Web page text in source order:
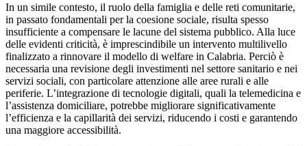
In un simile contesto, il ruolo della famiglia e delle reti comunitarie,
in passato fondamentali per la coesione sociale, risulta spesso
insufficiente a compensare le lacune del sistema pubblico. Alla luce
delle evidenti criticità, è imprescindibile un intervento multilivello
finalizzato a rinnovare il modello di welfare in Calabria. Perciò è
necessaria una revisione degli investimenti nel settore sanitario e nei
servizi sociali, con particolare attenzione alle aree rurali e alle
periferie. L’integrazione di tecnologie digitali, quali la telemedicina e
l’assistenza domiciliare, potrebbe migliorare significativamente
l’efficienza e la capillarità dei servizi, riducendo i costi e garantendo
una maggiore accessibilità.